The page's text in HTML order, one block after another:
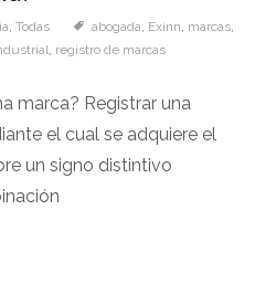
, Todas abogada, Exinn, marcas,
, registro de marcas
marca? Registrar una
el cual se adquiere el
un signo distintivo